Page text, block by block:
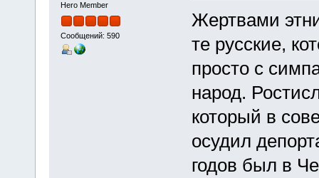
Hero Member
Сообщений: 590
Жертвами
те русские,
просто с
народ.
который в
осудил
годов был в